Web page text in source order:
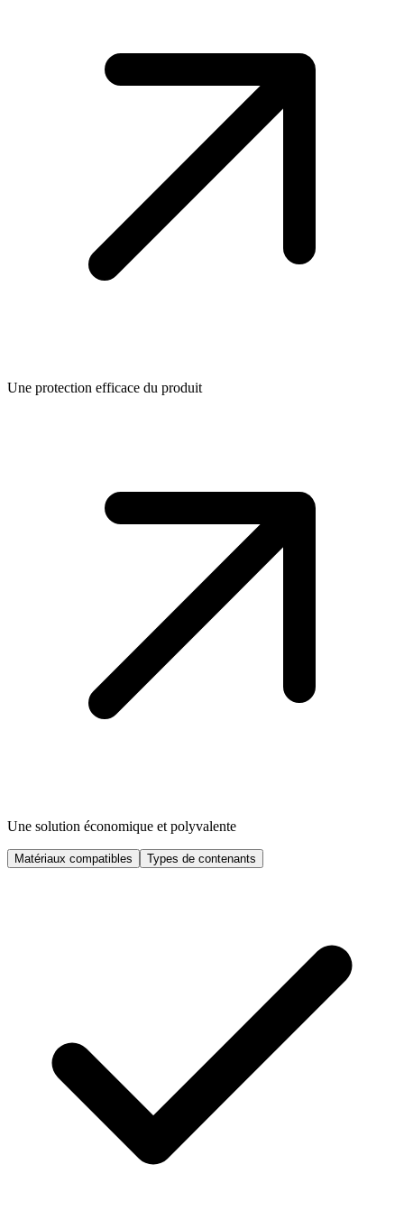
Une protection efficace du produit
Une solution économique et polyvalente
Matériaux compatibles Types de contenants